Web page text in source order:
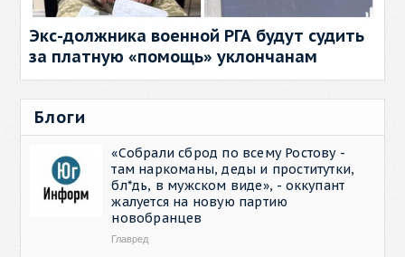
Экс-должника военной РГА будут судить
за платную «помощь» уклончанам
Блоги
«Собрали сброд по всему Ростову -
там наркоманы, деды и проститутки,
бл*дь, в мужском виде», - оккупант
жалуется на новую партию
новобранцев
Главред